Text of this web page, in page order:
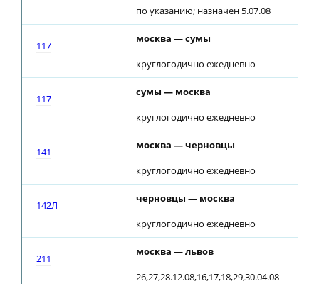
по указанию; назначен 5.07.08
117
москва — сумы
круглогодично ежедневно
117
сумы — москва
круглогодично ежедневно
141
москва — черновцы
круглогодично ежедневно
142Л
черновцы — москва
круглогодично ежедневно
211
москва — львов
26,27,28.12.08,16,17,18,29,30.04.08